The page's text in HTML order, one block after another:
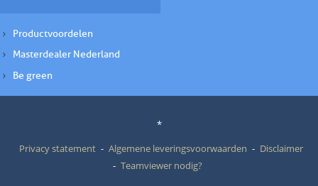
Productvoordelen
Masterdealer Nederland
Be green
*
Privacy statement
Algemene leveringsvoorwaarden
Disclaimer
Teamviewer nodig?